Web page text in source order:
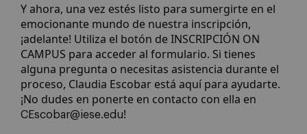
Y ahora, una vez estés listo para sumergirte en el
emocionante mundo de nuestra inscripción,
¡adelante! Utiliza el botón de INSCRIPCIÓN ON
CAMPUS para acceder al formulario. Si tienes
alguna pregunta o necesitas asistencia durante el
proceso, Claudia Escobar está aquí para ayudarte.
¡No dudes en ponerte en contacto con ella en
CEscobar@iese.edu!